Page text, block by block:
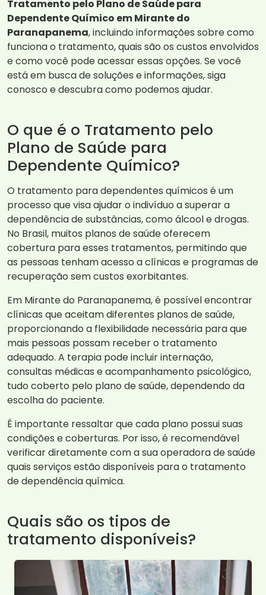
Tratamento pelo Plano de Saúde para
Dependente Químico em Mirante do
Paranapanema, incluindo informações sobre como
funciona o tratamento, quais são os custos envolvidos
e como você pode acessar essas opções. Se você
está em busca de soluções e informações, siga
conosco e descubra como podemos ajudar.
O que é o Tratamento pelo
Plano de Saúde para
Dependente Químico?
O tratamento para dependentes químicos é um
processo que visa ajudar o indivíduo a superar a
dependência de substâncias, como álcool e drogas.
No Brasil, muitos planos de saúde oferecem
cobertura para esses tratamentos, permitindo que
as pessoas tenham acesso a clínicas e programas de
recuperação sem custos exorbitantes.
Em Mirante do Paranapanema, é possível encontrar
clínicas que aceitam diferentes planos de saúde,
proporcionando a flexibilidade necessária para que
mais pessoas possam receber o tratamento
adequado. A terapia pode incluir internação,
consultas médicas e acompanhamento psicológico,
tudo coberto pelo plano de saúde, dependendo da
escolha do paciente.
É importante ressaltar que cada plano possui suas
condições e coberturas. Por isso, é recomendável
verificar diretamente com a sua operadora de saúde
quais serviços estão disponíveis para o tratamento
de dependência química.
Quais são os tipos de
tratamento disponíveis?